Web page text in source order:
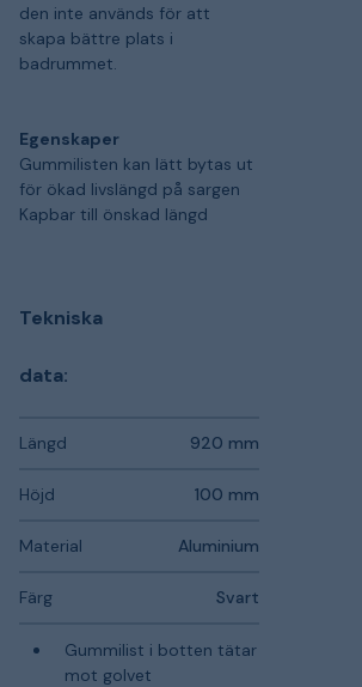
den inte används för att
skapa bättre plats i
badrummet.
Egenskaper
Gummilisten kan lätt bytas ut
för ökad livslängd på sargen
Kapbar till önskad längd
Tekniska
data:
Längd 920 mm
Höjd 100 mm
Material Aluminium
Färg Svart
Gummilist i botten tätar
mot golvet